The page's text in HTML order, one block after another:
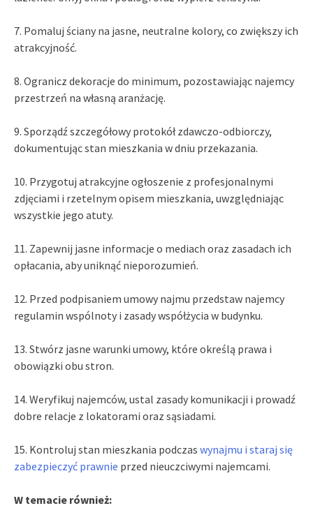
7. Pomaluj ściany na jasne, neutralne kolory, co zwiększy ich
atrakcyjność.
8. Ogranicz dekoracje do minimum, pozostawiając najemcy
przestrzeń na własną aranżację.
9. Sporządź szczegółowy protokół zdawczo-odbiorczy,
dokumentując stan mieszkania w dniu przekazania.
10. Przygotuj atrakcyjne ogłoszenie z profesjonalnymi
zdjęciami i rzetelnym opisem mieszkania, uwzględniając
wszystkie jego atuty.
11. Zapewnij jasne informacje o mediach oraz zasadach ich
opłacania, aby uniknąć nieporozumień.
12. Przed podpisaniem umowy najmu przedstaw najemcy
regulamin wspólnoty i zasady współżycia w budynku.
13. Stwórz jasne warunki umowy, które określą prawa i
obowiązki obu stron.
14. Weryfikuj najemców, ustal zasady komunikacji i prowadź
dobre relacje z lokatorami oraz sąsiadami.
15. Kontroluj stan mieszkania podczas wynajmu i staraj się
zabezpieczyć prawnie przed nieuczciwymi najemcami.
W temacie również: